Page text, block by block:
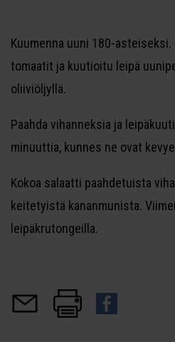
Kuumenna uuni 180-
tomaatit ja kuutioitu leipä
oliiviöljyllä.
Paahda vihanneksia ja
minuuttia, kunnes ne ovat
Kokoa salaatti paahdetuista
keitetyistä kananmunista.
leipäkrutongeilla.